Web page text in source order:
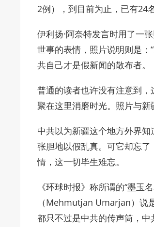
2例），到目前为止，已有24
伊利扬·阿奈特发言时用了一
世事的表情，照片说明则是：
共自己才是假新闻的散布者。
普通的读者也许没有注意到
聚在这里消磨时光。照片与新
中共以为新疆这个地方外界
张胆地以假乱真。可它却忘
情，这一切毕生难忘。
《环球时报》称所谓的“墨玉
（Mehmutjan Umarjan）说
都只不过是中共的传声筒，